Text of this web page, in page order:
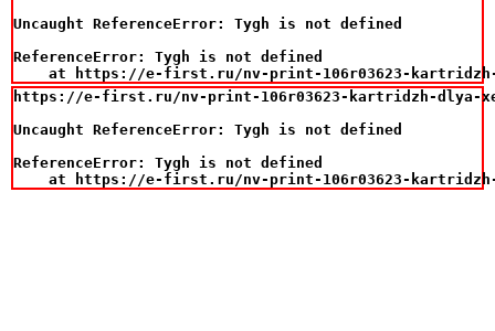
Uncaught ReferenceError: Tygh is not defined
ReferenceError: Tygh is not defined
at https://e-first.ru/nv-print-106r03623-
https://e-first.ru/nv-print-106r03623-kartridzh-dlya-
Uncaught ReferenceError: Tygh is not defined
ReferenceError: Tygh is not defined
at https://e-first.ru/nv-print-106r03623-